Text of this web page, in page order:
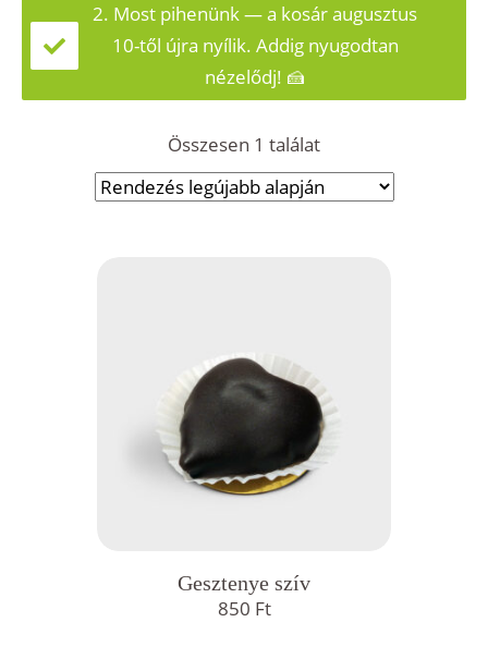
2. Most pihenünk — a kosár augusztus
10-től újra nyílik. Addig nyugodtan
nézelődj! 🍰
Összesen 1 találat
Gesztenye szív
850 Ft